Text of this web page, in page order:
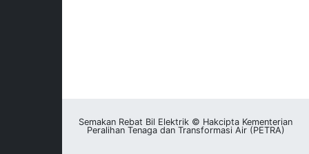
Semakan Rebat Bil Elektrik © Hakcipta Kementerian
Peralihan Tenaga dan Transformasi Air (PETRA)